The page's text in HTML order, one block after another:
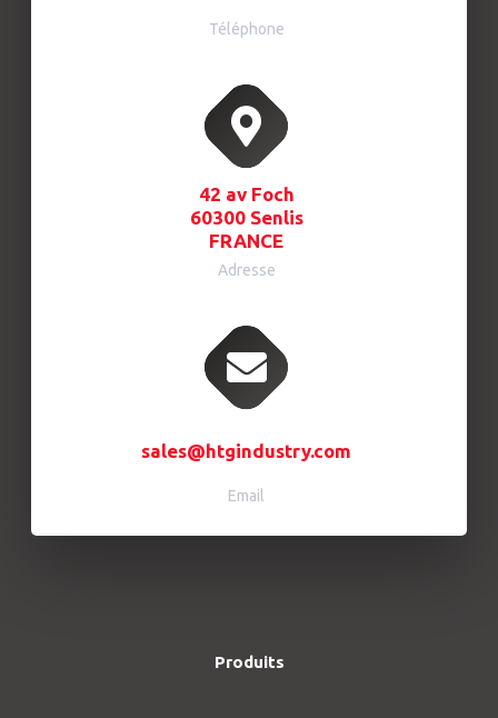
Téléphone
42 av Foch
60300 Senlis
FRANCE
Adresse
sales@htgindustry.com
Email
Produits